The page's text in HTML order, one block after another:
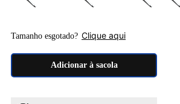
Tamanho esgotado? Clique aqui
Adicionar à sacola